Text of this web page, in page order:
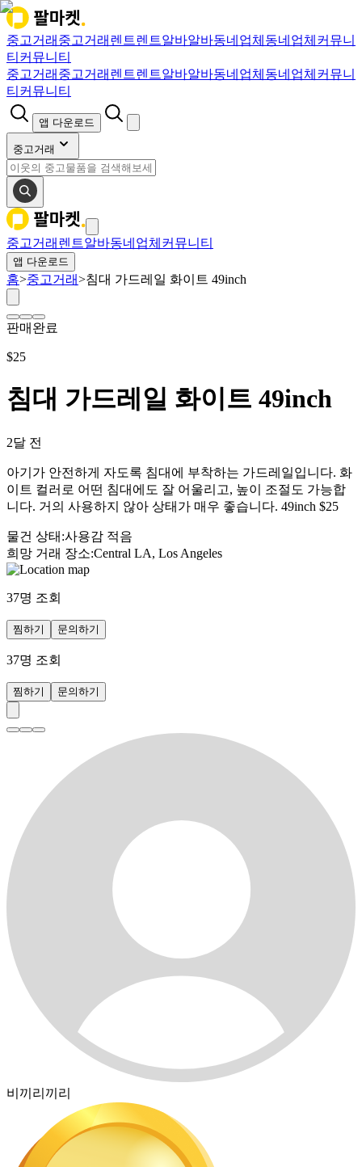
중고거래 중고거래 렌트렌트알바알바동네업체 동네업체 커뮤니
티 커뮤니티
중고거래 중고거래 렌트렌트알바알바동네업체 동네업체 커뮤니
티 커뮤니티
앱 다운로드
중고거래
중고거래 렌트알바동네업체 커뮤니티
앱 다운로드
홈>중고거래>침대 가드레일 화이트 49inch
판매완료
$25
침대 가드레일 화이트 49inch
2달 전
아기가 안전하게 자도록 침대에 부착하는 가드레일입니다. 화
이트 컬러로 어떤 침대에도 잘 어울리고, 높이 조절도 가능합
니다. 거의 사용하지 않아 상태가 매우 좋습니다. 49inch $25
물건 상태 :사용감 적음
희망 거래 장소:Central LA, Los Angeles
37명 조회
찜하기 문의하기
37명 조회
찜하기 문의하기
비끼리끼리